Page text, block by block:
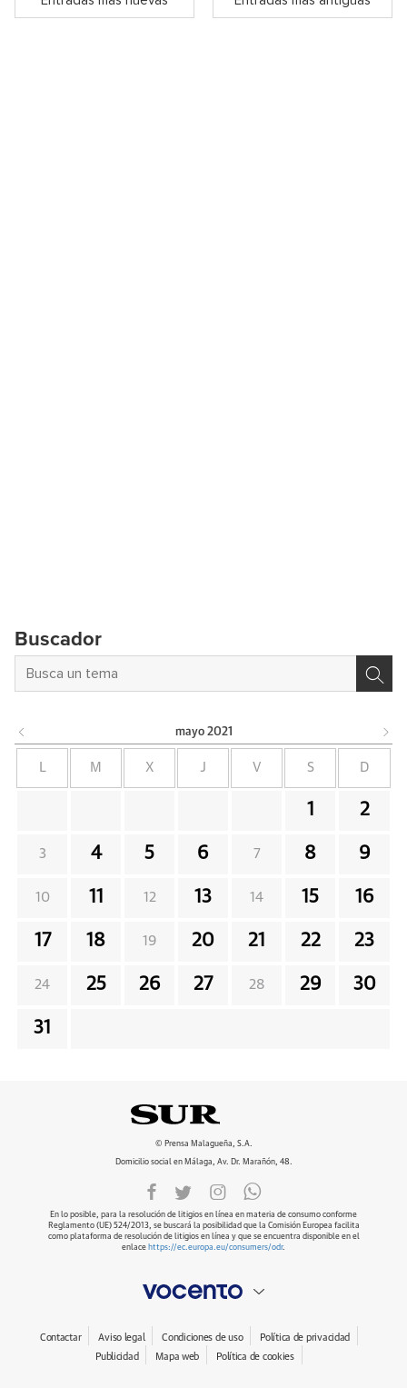
Buscador
mayo 2021
L M X J V S D
1 2
3 4 5 6 7 8 9
10 11 12 13 14 15 16
17 18 19 20 21 22 23
24 25 26 27 28 29 30
31
© Prensa Malagueña, S.A.
Domicilio social en Málaga, Av. Dr. Marañón, 48.
En lo posible, para la resolución de litigios en línea en materia de consumo conforme
Reglamento (UE) 524/2013, se buscará la posibilidad que la Comisión Europea facilita
como plataforma de resolución de litigios en línea y que se encuentra disponible en el
enlace https://ec.europa.eu/consumers/odr.
Contactar Aviso legal Condiciones de uso
Política de privacidad
Publicidad
Mapa web Política de cookies